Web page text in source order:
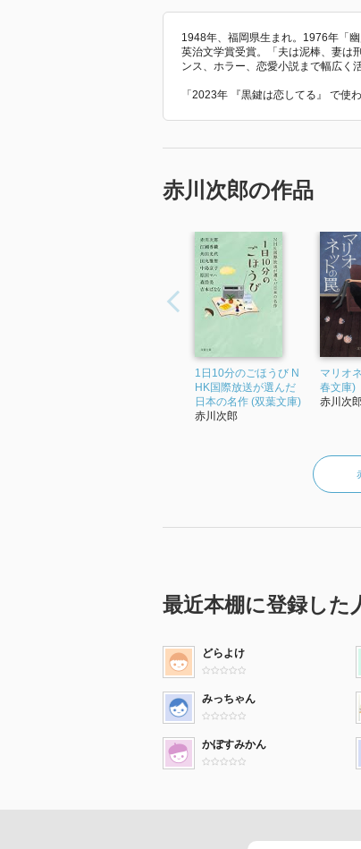
1948年、福岡県生まれ。1976年「
英治文学賞受賞。「夫は泥棒、妻は
ンス、ホラー、恋愛小説まで幅広く活
「2023年 『黒鍵は恋してる』 で使
赤川次郎の作品
1日10分のごほうび N
HK国際放送が選んだ
日本の名作 (双葉文庫)
赤川次郎
マリオ
春文庫)
赤川次
最近本棚に登録した
どらよけ
みっちゃん
かぼすみかん